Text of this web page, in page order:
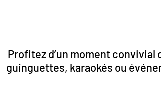
Profitez d’un moment convivial
guinguettes, karaokés ou